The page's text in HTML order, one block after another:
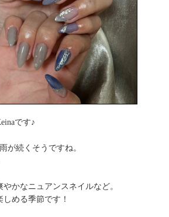
です♪
が続くそうですね。
かなニュアンスネイルなど。
める季節です！